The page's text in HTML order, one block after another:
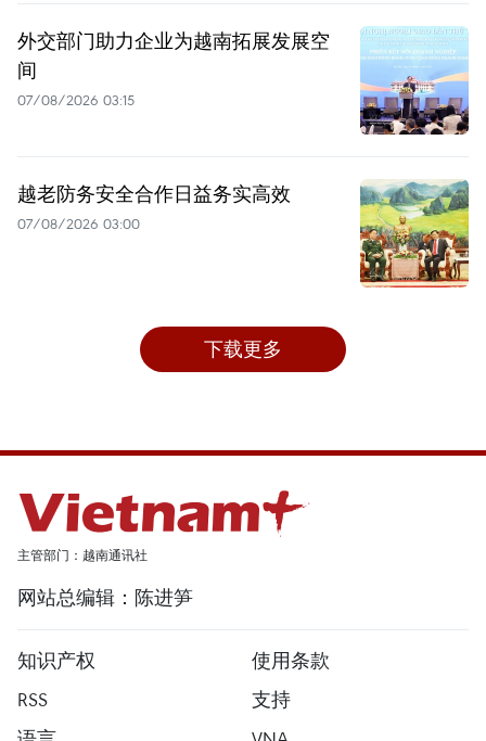
外交部门助力企业为越南拓展发展空
间
07/08/2026 03:15
越老防务安全合作日益务实高效
07/08/2026 03:00
下载更多
主管部门：越南通讯社
网站总编辑：陈进笋
知识产权
使用条款
RSS
支持